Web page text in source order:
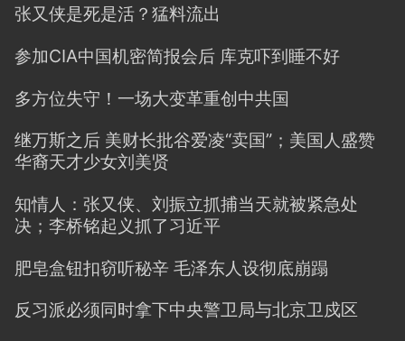
张又侠是死是活？猛料流出
参加CIA中国机密简报会后 库克吓到睡不好
多方位失守！一场大变革重创中共国
继万斯之后 美财长批谷爱凌“卖国”；美国人盛赞
华裔天才少女刘美贤
知情人：张又侠、刘振立抓捕当天就被紧急处
决；李桥铭起义抓了习近平
肥皂盒钮扣窃听秘辛 毛泽东人设彻底崩蹋
反习派必须同时拿下中央警卫局与北京卫戍区